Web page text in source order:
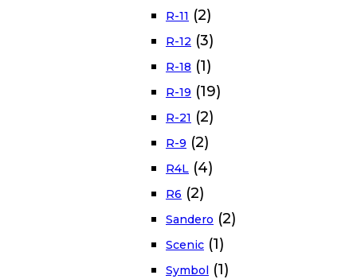
R-11 (2)
R-12 (3)
R-18 (1)
R-19 (19)
R-21 (2)
R-9 (2)
R4L (4)
R6 (2)
Sandero (2)
Scenic (1)
Symbol (1)